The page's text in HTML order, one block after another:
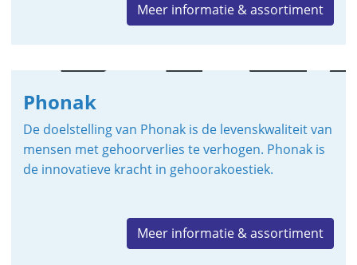
Meer informatie & assortiment
Phonak
De doelstelling van Phonak is de levenskwaliteit van
mensen met gehoorverlies te verhogen. Phonak is
de innovatieve kracht in gehoorakoestiek.
Meer informatie & assortiment